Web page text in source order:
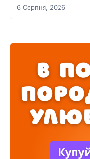
6 Серпня, 2026